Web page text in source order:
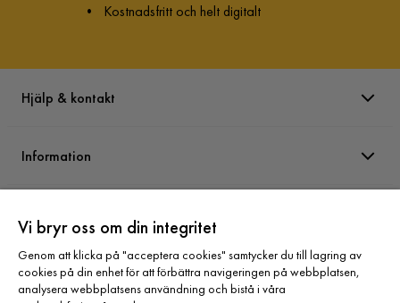
• Kostnadsfritt och helt digitalt
Hjälp & kontakt
Information
Sortiment
Vi bryr oss om din integritet
Genom att klicka på "acceptera cookies" samtycker du till lagring av
cookies på din enhet för att förbättra navigeringen på webbplatsen,
analysera webbplatsens användning och bistå i våra